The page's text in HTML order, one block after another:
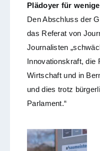
Plädoyer für
Den Abschluss der
das Referat von
Journalisten
Innovationskraft, die
Wirtschaft und in
und dies trotz
Parlament.“